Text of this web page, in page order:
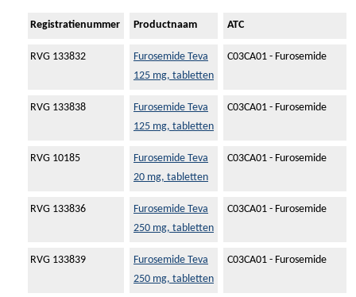
Registratienummer Productnaam ATC
RVG 133832
Furosemide Teva
125 mg, tabletten
C03CA01 - Furosemide
RVG 133838
Furosemide Teva
125 mg, tabletten
C03CA01 - Furosemide
RVG 10185
Furosemide Teva
20 mg, tabletten
C03CA01 - Furosemide
RVG 133836
Furosemide Teva
250 mg, tabletten
C03CA01 - Furosemide
RVG 133839
Furosemide Teva
250 mg, tabletten
C03CA01 - Furosemide